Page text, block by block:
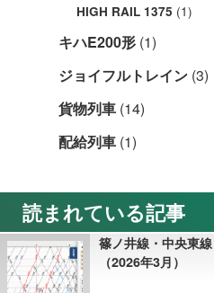
HIGH RAIL 1375 (1)
キハE200形 (1)
ジョイフルトレイン (3)
貨物列車 (14)
配給列車 (1)
読まれている記事
篠ノ井線・中央東
（2026年3月）